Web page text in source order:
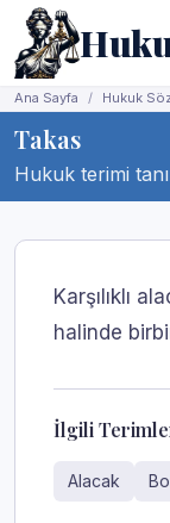
Ana Sayfa Hukuk
Takas
Hukuk terimi
Karşılıklı
halinde
İlgili
Alacak